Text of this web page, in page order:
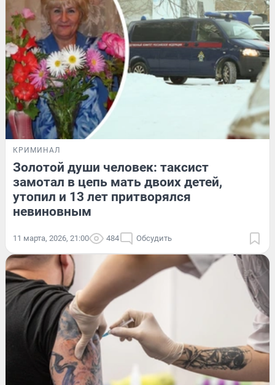
КРИМИНАЛ
Золотой души человек: таксист
замотал в цепь мать двоих детей,
утопил и 13 лет притворялся
невиновным
11 марта, 2026, 21:00 484 Обсудить